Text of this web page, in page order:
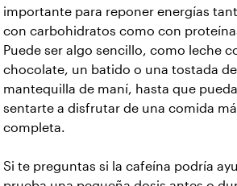
importante para reponer energías
con carbohidratos como con
Puede ser algo sencillo, como leche
chocolate, un batido o una tostada de
mantequilla de maní, hasta que
sentarte a disfrutar de una comida
completa.
Si te preguntas si la cafeína podría